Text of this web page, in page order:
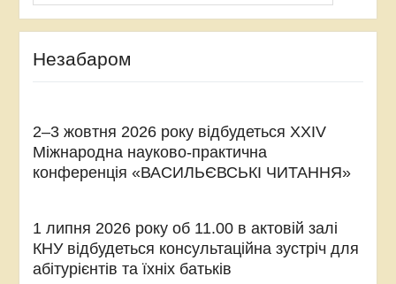
Незабаром
2–3 жовтня 2026 року відбудеться XXIV
Міжнародна науково-практична
конференція «ВАСИЛЬЄВСЬКІ ЧИТАННЯ»
1 липня 2026 року об 11.00 в актовій залі
КНУ відбудеться консультаційна зустріч для
абітурієнтів та їхніх батьків